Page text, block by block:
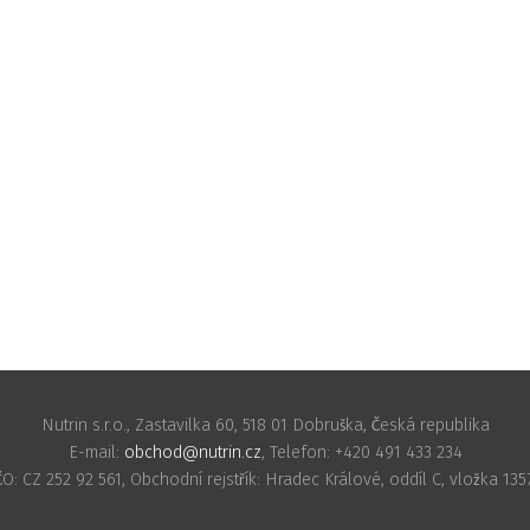
Nutrin s.r.o., Zastavilka 60, 518 01 Dobruška, Česká republika
E-mail: obchod@nutrin.cz, Telefon: +420 491 433 234
CZ 252 92 561, Obchodní rejstřík: Hradec Králové, oddíl C, vložka